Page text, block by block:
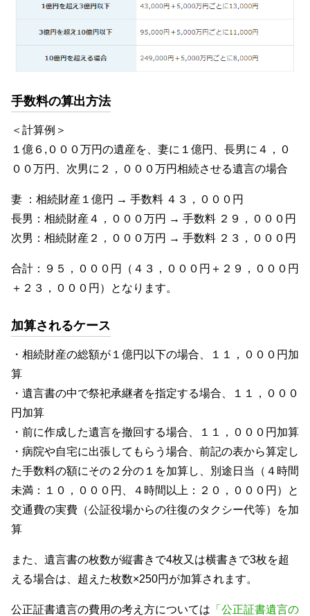
手数料の算出方法
＜計算例＞
１億６,０００万円の遺産を、妻に１億円、長男に４，０
００万円、次男に２，０００万円相続させる遺言の場合
妻 ：相続財産１億円 → 手数料 ４３，０００円
長男：相続財産４，０００万円 → 手数料 ２９，０００円
次男：相続財産２，０００万円 → 手数料 ２３，０００円
合計：９５，０００円（４３，０００円＋２９，０００円
＋２３，０００円）となります。
加算されるケース
・相続財産の総額が１億円以下の場合、１１，０００円加
算
・遺言書の中で祭祀承継者を指定する場合、１１，０００
円加算
・前に作成した遺言を撤回する場合、１１，０００円加算
・病院や自宅に出張してもらう場合、前記の表から算定し
た手数料の額にその２分の１を加算し、別途日当（４時間
未満：１０，０００円、４時間以上：２０，０００円）と
交通費の実費（公証役場からの往復のタクシー代等）を加
算
また、遺言書の枚数が縦書きで4枚又は横書きで3枚を超
える場合は、超えた枚数×250円が加算されます。
公正証書遺言の費用の考え方については 「公正証書遺言の